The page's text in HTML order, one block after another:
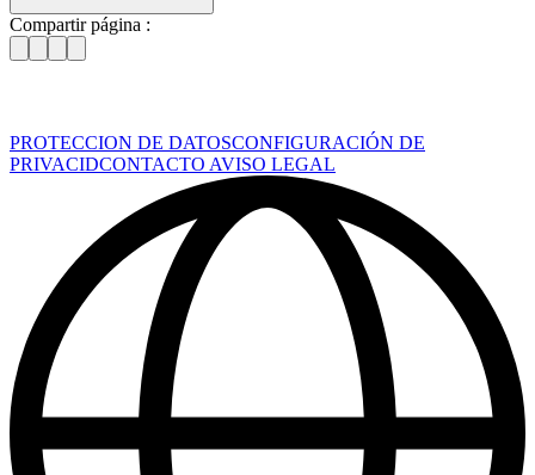
Compartir página :
PROTECCION DE DATOSCONFIGURACIÓN DE
PRIVACIDCONTACTO AVISO LEGAL